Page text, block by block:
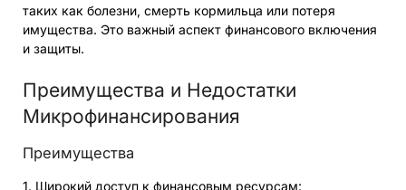
таких как болезни, смерть кормильца или потеря
имущества. Это важный аспект финансового включения
и защиты.
Преимущества и Недостатки
Микрофинансирования
Преимущества
1. Широкий доступ к финансовым ресурсам: